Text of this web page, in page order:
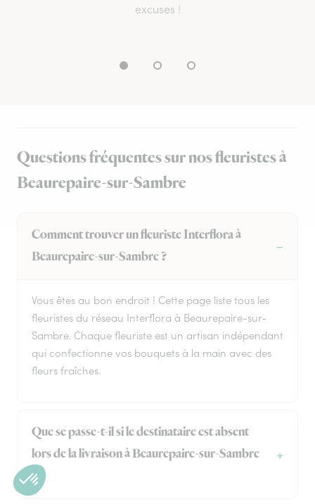
excuses !
Questions fréquentes sur nos fleuristes à
Beaurepaire-sur-Sambre
Comment trouver un fleuriste Interflora à
Beaurepaire-sur-Sambre ?
Vous êtes au bon endroit ! Cette page liste tous les
fleuristes du réseau Interflora à Beaurepaire-sur-
Sambre. Chaque fleuriste est un artisan indépendant
qui confectionne vos bouquets à la main avec des
fleurs fraîches.
Que se passe-t-il si le destinataire est absent
lors de la livraison à Beaurepaire-sur-Sambre
?